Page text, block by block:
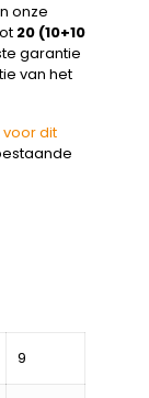
onze
20 (10+10
garantie
van het
dit
9